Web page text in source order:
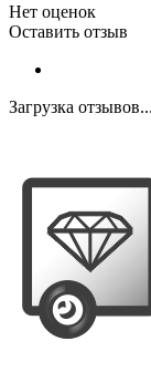
Нет оценок
Оставить отзыв
Загрузка отзывов...